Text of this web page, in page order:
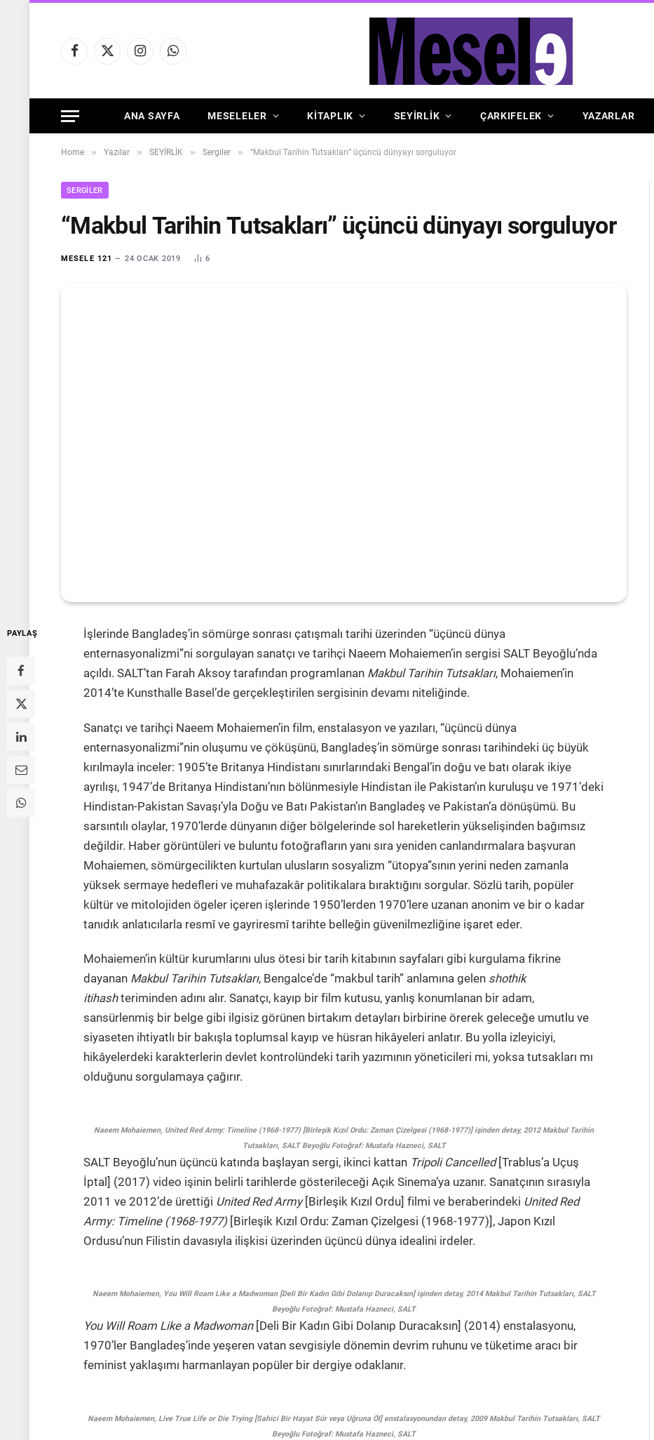
Facebook
X
InstagramWhatsApp
ANA SAYFA MESELELER KİTAPLIK SEYİRLİK ÇARKIFELEK YAZARLAR
Home » Yazılar » SEYİRLİK » Sergiler » “Makbul Tarihin Tutsakları” üçüncü dünyayı sorguluyor
SERGILER
“Makbul Tarihin Tutsakları” üçüncü dünyayı sorguluyor
MESELE 121 24 OCAK 2019 6
PAYLAŞ
İşlerinde Bangladeş’in sömürge sonrası çatışmalı tarihi üzerinden “üçüncü dünya
enternasyonalizmi”ni sorgulayan sanatçı ve tarihçi Naeem Mohaiemen’in sergisi SALT Beyoğlu’nda
açıldı. SALT’tan Farah Aksoy tarafından programlanan Makbul Tarihin Tutsakları, Mohaiemen’in
2014’te Kunsthalle Basel’de gerçekleştirilen sergisinin devamı niteliğinde.
Sanatçı ve tarihçi Naeem Mohaiemen’in film, enstalasyon ve yazıları, “üçüncü dünya
enternasyonalizmi”nin oluşumu ve çöküşünü, Bangladeş’in sömürge sonrası tarihindeki üç büyük
kırılmayla inceler: 1905’te Britanya Hindistanı sınırlarındaki Bengal’in doğu ve batı olarak ikiye
ayrılışı, 1947’de Britanya Hindistanı’nın bölünmesiyle Hindistan ile Pakistan’ın kuruluşu ve 1971’deki
Hindistan-Pakistan Savaşı’yla Doğu ve Batı Pakistan’ın Bangladeş ve Pakistan’a dönüşümü. Bu
sarsıntılı olaylar, 1970’lerde dünyanın diğer bölgelerinde sol hareketlerin yükselişinden bağımsız
değildir. Haber görüntüleri ve buluntu fotoğrafların yanı sıra yeniden canlandırmalara başvuran
Mohaiemen, sömürgecilikten kurtulan ulusların sosyalizm “ütopya”sının yerini neden zamanla
yüksek sermaye hedefleri ve muhafazakâr politikalara bıraktığını sorgular. Sözlü tarih, popüler
kültür ve mitolojiden ögeler içeren işlerinde 1950’lerden 1970’lere uzanan anonim ve bir o kadar
tanıdık anlatıcılarla resmî ve gayriresmî tarihte belleğin güvenilmezliğine işaret eder.
Mohaiemen’in kültür kurumlarını ulus ötesi bir tarih kitabının sayfaları gibi kurgulama fikrine
dayanan Makbul Tarihin Tutsakları, Bengalce’de “makbul tarih” anlamına gelen shothik
itihashteriminden adını alır. Sanatçı, kayıp bir film kutusu, yanlış konumlanan bir adam,
sansürlenmiş bir belge gibi ilgisiz görünen birtakım detayları birbirine örerek geleceğe umutlu ve
siyaseten ihtiyatlı bir bakışla toplumsal kayıp ve hüsran hikâyeleri anlatır. Bu yolla izleyiciyi,
hikâyelerdeki karakterlerin devlet kontrolündeki tarih yazımının yöneticileri mi, yoksa tutsakları mı
olduğunu sorgulamaya çağırır.
Naeem Mohaiemen, United Red Army: Timeline (1968-1977) [Birleşik Kızıl Ordu: Zaman Çizelgesi (1968-1977)] işinden detay, 2012 Makbul Tarihin
Tutsakları, SALT Beyoğlu Fotoğraf: Mustafa Hazneci, SALT
SALT Beyoğlu’nun üçüncü katında başlayan sergi, ikinci kattan Tripoli Cancelled[Trablus’a Uçuş
İptal] (2017) video işinin belirli tarihlerde gösterileceği Açık Sinema’ya uzanır. Sanatçının sırasıyla
2011 ve 2012’de ürettiği United Red Army [Birleşik Kızıl Ordu] filmi ve beraberindeki United Red
Army: Timeline (1968-1977) [Birleşik Kızıl Ordu: Zaman Çizelgesi (1968-1977)], Japon Kızıl
Ordusu’nun Filistin davasıyla ilişkisi üzerinden üçüncü dünya idealini irdeler.
Naeem Mohaiemen, You Will Roam Like a Madwoman [Deli Bir Kadın Gibi Dolanıp Duracaksın] işinden detay, 2014 Makbul Tarihin Tutsakları, SALT
Beyoğlu Fotoğraf: Mustafa Hazneci, SALT
You Will Roam Like a Madwoman[Deli Bir Kadın Gibi Dolanıp Duracaksın] (2014) enstalasyonu,
1970’ler Bangladeş’inde yeşeren vatan sevgisiyle dönemin devrim ruhunu ve tüketime aracı bir
feminist yaklaşımı harmanlayan popüler bir dergiye odaklanır.
Naeem Mohaiemen, Live True Life or Die Trying [Sahici Bir Hayat Sür veya Uğruna Öl] enstalasyonundan detay, 2009 Makbul Tarihin Tutsakları, SALT
Beyoğlu Fotoğraf: Mustafa Hazneci, SALT